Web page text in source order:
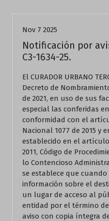
Nov 7 2025
Notificación por
C3-1634-25.
El CURADOR URBANO
Decreto de
de 2021, en uso de sus
especial las conferidas
conformidad con el
Nacional 1077 de 2015 y
establecido en el artículo
2011, Código de
lo Contencioso
se establece que cuando
información sobre el
un lugar de acceso al
entidad por el término
aviso con copia íntegra